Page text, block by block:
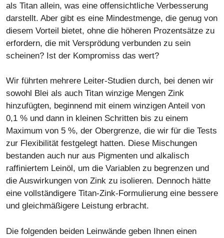
als Titan allein, was eine offensichtliche Verbesserung
darstellt. Aber gibt es eine Mindestmenge, die genug von
diesem Vorteil bietet, ohne die höheren Prozentsätze zu
erfordern, die mit Versprödung verbunden zu sein
scheinen? Ist der Kompromiss das wert?
Wir führten mehrere Leiter-Studien durch, bei denen wir
sowohl Blei als auch Titan winzige Mengen Zink
hinzufügten, beginnend mit einem winzigen Anteil von
0,1 % und dann in kleinen Schritten bis zu einem
Maximum von 5 %, der Obergrenze, die wir für die Tests
zur Flexibilität festgelegt hatten. Diese Mischungen
bestanden auch nur aus Pigmenten und alkalisch
raffiniertem Leinöl, um die Variablen zu begrenzen und
die Auswirkungen von Zink zu isolieren. Dennoch hätte
eine vollständigere Titan-Zink-Formulierung eine bessere
und gleichmäßigere Leistung erbracht.
Die folgenden beiden Leinwände geben Ihnen einen